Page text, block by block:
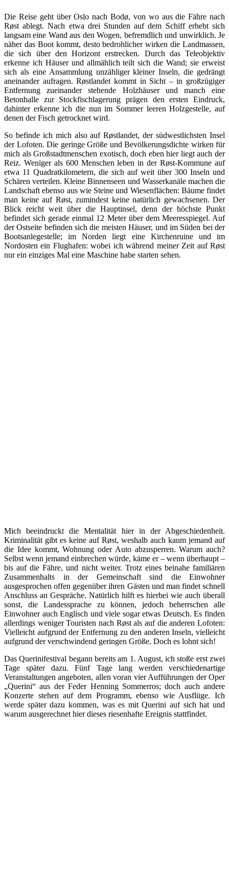
Die Reise geht über Oslo nach Bodø, von wo aus die Fähre nach
Røst ablegt. Nach etwa drei Stunden auf dem Schiff erhebt sich
langsam eine Wand aus den Wogen, befremdlich und unwirklich. Je
näher das Boot kommt, desto bedrohlicher wirken die Landmassen,
die sich über den Horizont erstrecken. Durch das Teleobjektiv
erkenne ich Häuser und allmählich teilt sich die Wand; sie erweist
sich als eine Ansammlung unzähliger kleiner Inseln, die gedrängt
aneinander aufragen. Røstlandet kommt in Sicht – in großzügiger
Entfernung zueinander stehende Holzhäuser und manch eine
Betonhalle zur Stockfischlagerung prägen den ersten Eindruck,
dahinter erkenne ich die nun im Sommer leeren Holzgestelle, auf
denen der Fisch getrocknet wird.
So befinde ich mich also auf Røstlandet, der südwestlichsten Insel
der Lofoten. Die geringe Größe und Bevölkerungsdichte wirken für
mich als Großstadtmenschen exotisch, doch eben hier liegt auch der
Reiz. Weniger als 600 Menschen leben in der Røst-Kommune auf
etwa 11 Quadratkilometern, die sich auf weit über 300 Inseln und
Schären verteilen. Kleine Binnenseen und Wasserkanäle machen die
Landschaft ebenso aus wie Steine und Wiesenflächen: Bäume findet
man keine auf Røst, zumindest keine natürlich gewachsenen. Der
Blick reicht weit über die Hauptinsel, denn der höchste Punkt
befindet sich gerade einmal 12 Meter über dem Meeresspiegel. Auf
der Ostseite befinden sich die meisten Häuser, und im Süden bei der
Bootsanlegestelle; im Norden liegt eine Kirchenruine und im
Nordosten ein Flughafen: wobei ich während meiner Zeit auf Røst
nur ein einziges Mal eine Maschine habe starten sehen.
Mich beeindruckt die Mentalität hier in der Abgeschiedenheit.
Kriminalität gibt es keine auf Røst, weshalb auch kaum jemand auf
die Idee kommt, Wohnung oder Auto abzusperren. Warum auch?
Selbst wenn jemand einbrechen würde, käme er – wenn überhaupt –
bis auf die Fähre, und nicht weiter. Trotz eines beinahe familiären
Zusammenhalts in der Gemeinschaft sind die Einwohner
ausgesprochen offen gegenüber ihren Gästen und man findet schnell
Anschluss an Gespräche. Natürlich hilft es hierbei wie auch überall
sonst, die Landessprache zu können, jedoch beherrschen alle
Einwohner auch Englisch und viele sogar etwas Deutsch. Es finden
allerdings weniger Touristen nach Røst als auf die anderen Lofoten:
Vielleicht aufgrund der Entfernung zu den anderen Inseln, vielleicht
aufgrund der verschwindend geringen Größe. Doch es lohnt sich!
Das Querinifestival begann bereits am 1. August, ich stoße erst zwei
Tage später dazu. Fünf Tage lang werden verschiedenartige
Veranstaltungen angeboten, allen voran vier Aufführungen der Oper
„Querini“ aus der Feder Henning Sommerros; doch auch andere
Konzerte stehen auf dem Programm, ebenso wie Ausflüge. Ich
werde später dazu kommen, was es mit Querini auf sich hat und
warum ausgerechnet hier dieses riesenhafte Ereignis stattfindet.